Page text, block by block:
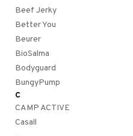
Tuotemerkkejä
Kampanjat
Beef Jerky
Better You
Beurer
BioSalma
Bodyguard
BungyPump
C
CAMP ACTIVE
Casall
proteiini
Tabletit